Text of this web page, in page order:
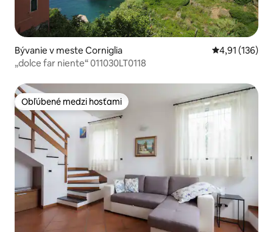
Bývanie v meste Corniglia Priemerné
4,91 (136)
„dolce far niente“ 011030LT0118
Obľúbené medzi hosťami
Obľúbené medzi hosťami